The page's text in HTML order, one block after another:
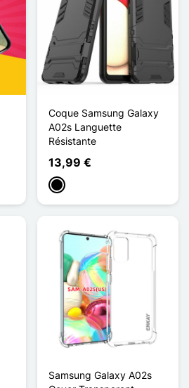
Coque Samsung Galaxy
A02s Languette
Résistante
13,99 €
Schwarz
Samsung Galaxy A02s